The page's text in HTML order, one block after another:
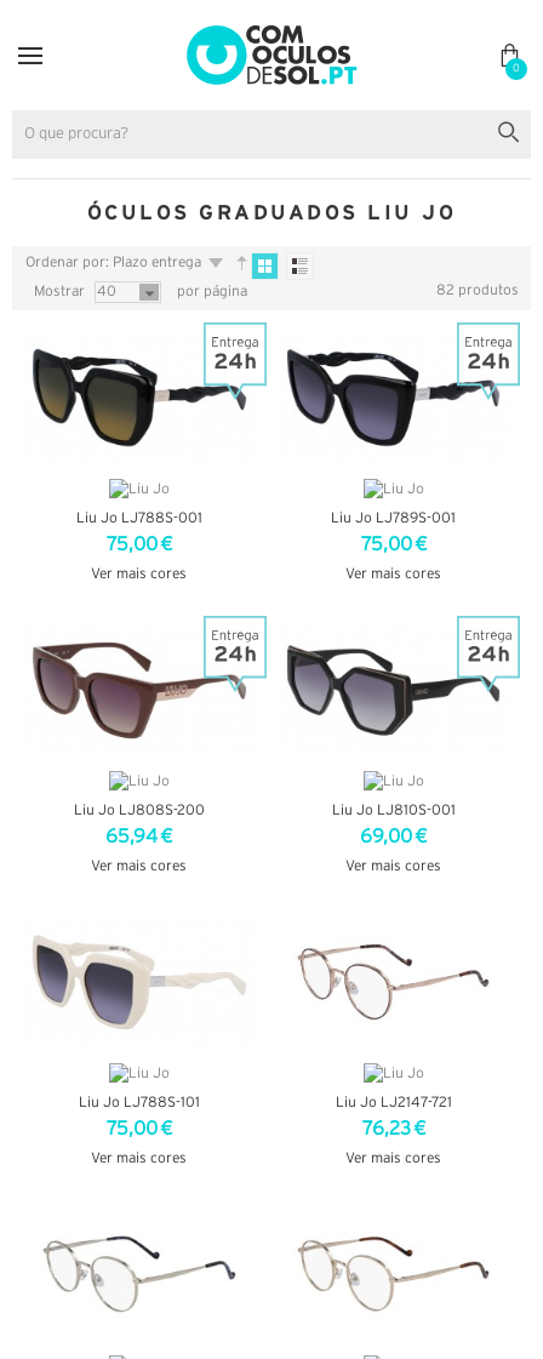
0
ÓCULOS GRADUADOS LIU JO
Ordenar por: Plazo entrega
Mostrar 40 por página 82 produtos
Liu Jo LJ788S-001
75,00 €
Ver mais cores
Liu Jo LJ789S-001
75,00 €
Ver mais cores
Liu Jo LJ808S-200
65,94 €
Ver mais cores
Liu Jo LJ810S-001
69,00 €
Ver mais cores
Liu Jo LJ788S-101
75,00 €
Ver mais cores
Liu Jo LJ2147-721
76,23 €
Ver mais cores